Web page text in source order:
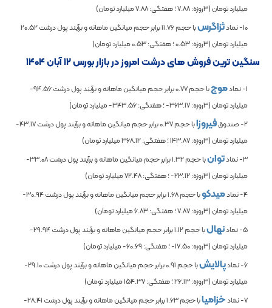
میلیارد تومان (3روزه:
7.88؛ هفتگی:7.88میلیارد تومان)
10- نماد
ثزاگرسبا حجم11.76برابر حجم میانگین ماهانه و برآیند پول درشت20.52
میلیارد تومان (3روزه:
0.53؛ هفتگی:0.53میلیارد تومان)
سنگین ترین فروش های درشت امروز در بازار بورس ۱۲ آبان ۱۴۰۴
1- نماد موجبا حجم0.77برابر حجم میانگین ماهانه و برآیند پول درشت-94.56
میلیارد تومان (3روزه:
-363.17؛ هفتگی:-343.56میلیارد تومان)
2- صندوق
فیروزابا حجم0.37برابر حجم میانگین ماهانه و برآیند پول درشت-43.17
میلیارد تومان (3روزه:
143.87؛ هفتگی:368.12میلیارد تومان)
3- نماد
توانبا حجم1.32برابر حجم میانگین ماهانه و برآیند پول درشت-33.08
میلیارد تومان (3روزه:
-23.12؛ هفتگی:72.48میلیارد تومان)
4- نماد
میدکوبا حجم1.68برابر حجم میانگین ماهانه و برآیند پول درشت-30.94
میلیارد تومان (3روزه:
7.87؛ هفتگی:6.83میلیارد تومان)
5- نماد
نهالبا حجم1.12برابر حجم میانگین ماهانه و برآیند پول درشت-29.94
میلیارد تومان (3روزه:
-17.50؛ هفتگی:-60.69میلیارد تومان)
6- نماد
پالایشبا حجم0.91برابر حجم میانگین ماهانه و برآیند پول درشت-29.10
میلیارد تومان (3روزه:
26.13؛ هفتگی:154.37میلیارد تومان)
7- نماد
خزامیابا حجم1.63برابر حجم میانگین ماهانه و برآیند پول درشت-28.41